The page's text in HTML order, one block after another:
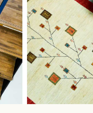
■個人情報の
お客様よりご
的に利用させ
1.法令に基づ
合